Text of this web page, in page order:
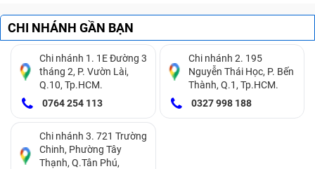
Sườn máy bị hư hỏng thường xuất phát từ nhiều thói
quen xấu hằng ngày. Nhận diện chính xác nguyên nhân
giúp bạn bảo quản điện thoại tốt hơn rất nhiều. Dưới
đây là các nguyên nhân phổ biến làm hỏng sườn sườn
máy.
Sự cố làm rơi rớt máy: Máy rơi từ độ cao lớn xuống
các bề mặt thô ráp.
Va quệt với vật sắc nhọn:
CHI NHÁNH GẦN BẠN
Chi nhánh 1. 1E Đường 3
tháng 2, P. Vườn Lài,
Q.10, Tp.HCM.
0764 254 113
Chi nhánh 2. 195
Nguyễn Thái Học, P. Bến
Thành, Q.1, Tp.HCM.
0327 998 188
Chi nhánh 3. 721 Trường
Chinh, Phường Tây
Thạnh, Q.Tân Phú,